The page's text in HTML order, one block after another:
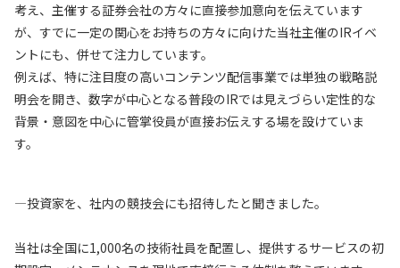
考え、主催する証券会社の方々に直接参加意向を伝えています
が、すでに一定の関心をお持ちの方々に向けた当社主催のIRイベ
ントにも、併せて注力しています。
例えば、特に注目度の高いコンテンツ配信事業では単独の戦略説
明会を開き、数字が中心となる普段のIRでは見えづらい定性的な
背景・意図を中心に管掌役員が直接お伝えする場を設けていま
す。
—投資家を、社内の競技会にも招待したと聞きました。
当社は全国に1,000名の技術社員を配置し、提供するサービスの初